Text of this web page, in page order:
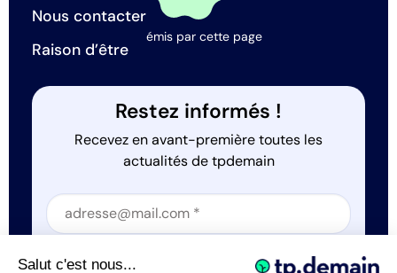
Nous contacter
Raison d’être
émis par cette page
Restez informés !
Recevez en avant-première toutes les
actualités de tpdemain
Section
Section
J'accepte que tp.demain utilise mes informations
Salut c'est nous...